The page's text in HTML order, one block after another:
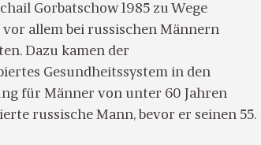
Gorbatschow 1985 zu Wege
allem bei russischen Männern
Dazu kamen der
Gesundheitssystem in den
für Männer von unter 60 Jahren
russische Mann, bevor er seinen 55.